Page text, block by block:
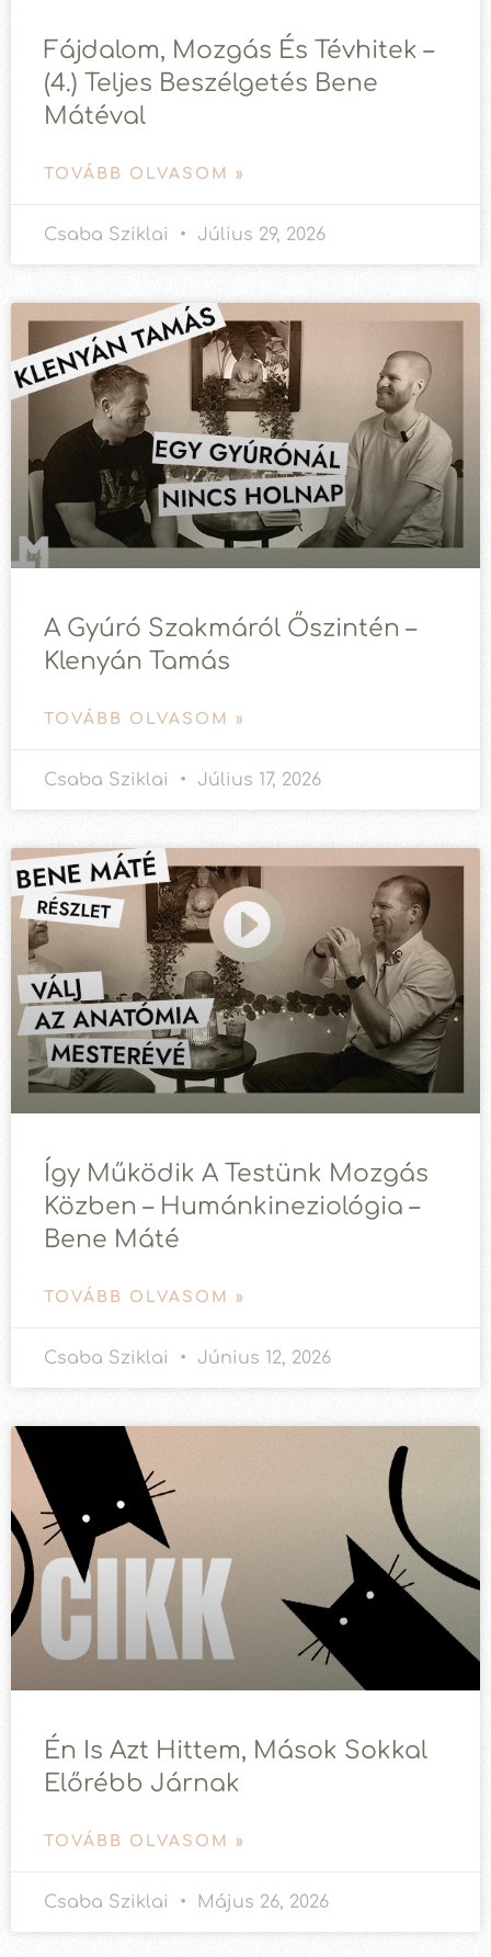
Fájdalom, Mozgás És Tévhitek –
(4.) Teljes Beszélgetés Bene
Mátéval
TOVÁBB OLVASOM »
Csaba Sziklai Július 29, 2026
A Gyúró Szakmáról Őszintén –
Klenyán Tamás
TOVÁBB OLVASOM »
Csaba Sziklai Július 17, 2026
Így Működik A Testünk Mozgás
Közben – Humánkineziológia –
Bene Máté
TOVÁBB OLVASOM »
Csaba Sziklai Június 12, 2026
Én Is Azt Hittem, Mások Sokkal
Előrébb Járnak
TOVÁBB OLVASOM »
Csaba Sziklai Május 26, 2026